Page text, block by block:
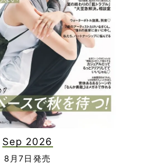
Sep 2026
8月7日発売